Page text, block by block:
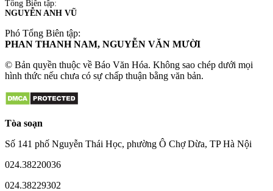
Tổng Biên tập:
NGUYỄN ANH VŨ
Phó Tổng Biên tập:
PHAN THANH NAM, NGUYỄN VĂN MƯỜI
© Bản quyền thuộc về Báo Văn Hóa. Không sao chép dưới mọi
hình thức nếu chưa có sự chấp thuận bằng văn bản.
Tòa soạn
Số 141 phố Nguyễn Thái Học, phường Ô Chợ Dừa, TP Hà Nội
024.38220036
024.38229302